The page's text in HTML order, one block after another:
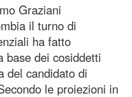
Graziani
il turno di
ha fatto
base dei cosiddetti
del candidato di
le proiezioni in